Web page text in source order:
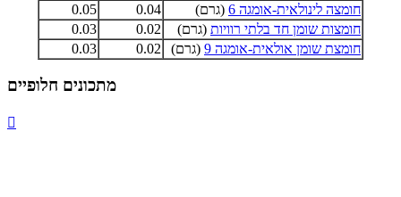
חומצה לינולאית-אומגה 6
(גרם) 0.04
0.05
חומצות שומן חד בלתי רוויות (גרם) 0.02
0.03
חומצת שומן אולאית-אומגה 9
(גרם) 0.02
0.03
מתכונים חלופיים
